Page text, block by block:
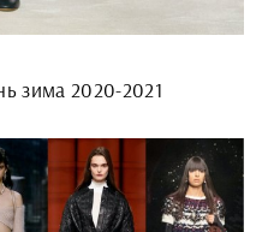
зима 2020-2021